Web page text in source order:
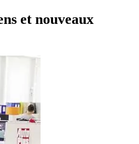
et nouveaux